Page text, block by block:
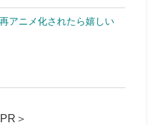
アニメ化されたら嬉しい
＞